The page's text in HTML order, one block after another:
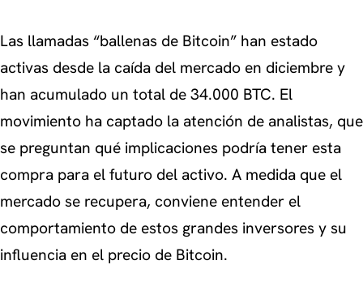
Las llamadas “ballenas de Bitcoin” han estado
activas desde la caída del mercado en diciembre y
han acumulado un total de 34.000 BTC. El
movimiento ha captado la atención de analistas, que
se preguntan qué implicaciones podría tener esta
compra para el futuro del activo. A medida que el
mercado se recupera, conviene entender el
comportamiento de estos grandes inversores y su
influencia en el precio de Bitcoin.